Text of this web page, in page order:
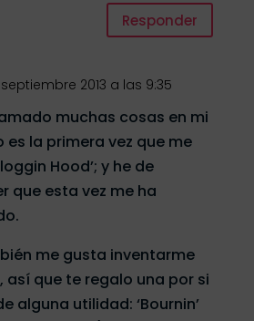
Responder
2013 a las 9:35
muchas cosas en mi
es la primera vez que me
Hood’; y he de
que esta vez me ha
me gusta inventarme
así que te regalo una por si
alguna utilidad: ‘Bournin’